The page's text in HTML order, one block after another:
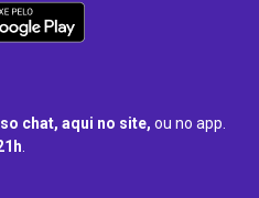
chat, aqui no site, ou no app.
.